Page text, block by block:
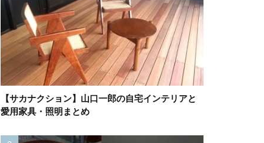
【サカナクション】山口一郎の自宅インテリアと
愛用家具・照明まとめ